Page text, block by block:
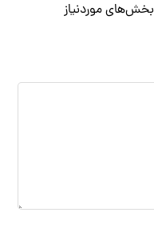
بخش‌های موردنیاز